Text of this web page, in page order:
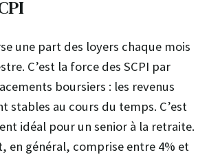
une part des loyers chaque mois
C’est la force des SCPI par
boursiers : les revenus
stables au cours du temps. C’est
idéal pour un senior à la retraite.
en général, comprise entre 4% et